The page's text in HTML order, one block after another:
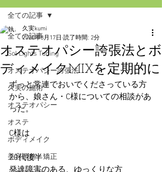
全ての記事
Sol Lights Tuning
オステオパシー誇張法
久実の施術
オステオパシー
オステ
ボディメイク
美容調整・矯正
全ての記事
オステオパシー誇張法とボ
ディメイクMIXを定期的に
久実kumi
2020年8月17日 読了時間: 2分
ずっと常連でおいでくださっている方
から、娘さん・C様についての相談があ
った。
C様は
20代後半
発達障害のある、ゆっくりな方